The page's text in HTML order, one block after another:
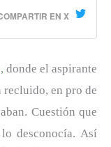
EN X
, donde el aspirante
recluido, en pro de
Cuestión que
desconocía. Así